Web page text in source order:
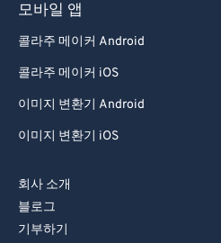
모바일 앱
콜라주 메이커 Android
콜라주 메이커 iOS
이미지 변환기 Android
이미지 변환기 iOS
회사 소개
블로그
기부하기